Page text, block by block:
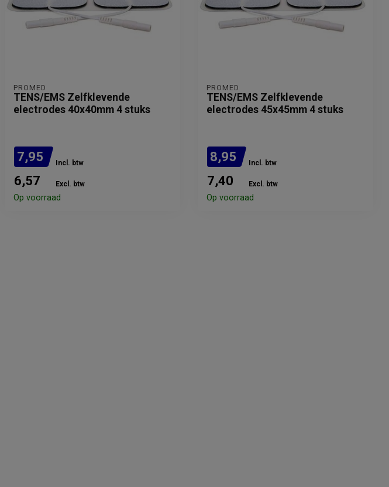
PROMED
TENS/EMS Zelfklevende
electrodes 40x40mm 4 stuks
7,95 Incl. btw
6,57 Excl. btw
Op voorraad
PROMED
TENS/EMS Zelfklevende
electrodes 45x45mm 4 stuks
8,95 Incl. btw
7,40 Excl. btw
Op voorraad